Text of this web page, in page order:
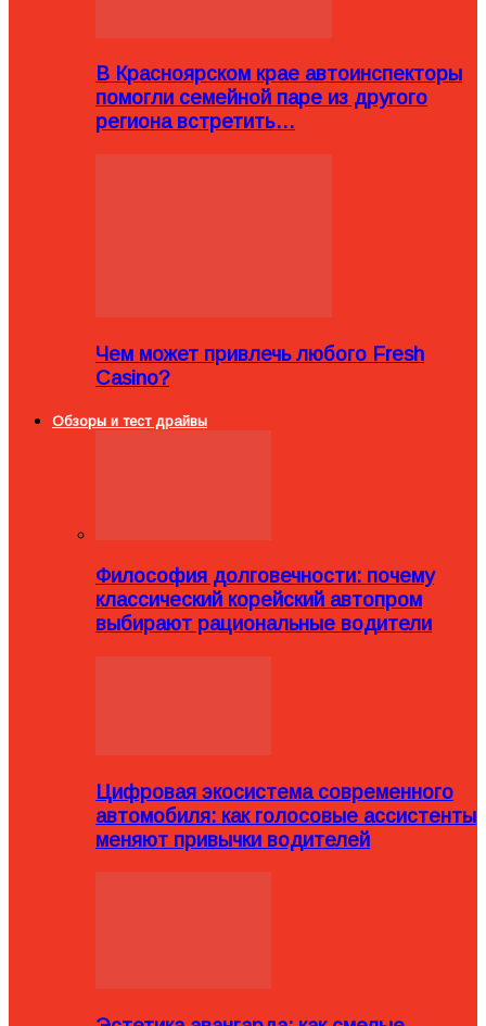
В Красноярском крае автоинспекторы
помогли семейной паре из другого
региона встретить…
Чем может привлечь любого Fresh
Casino?
Обзоры и тест драйвы
Философия долговечности: почему
классический корейский автопром
выбирают рациональные водители
Цифровая экосистема современного
автомобиля: как голосовые ассистенты
меняют привычки водителей